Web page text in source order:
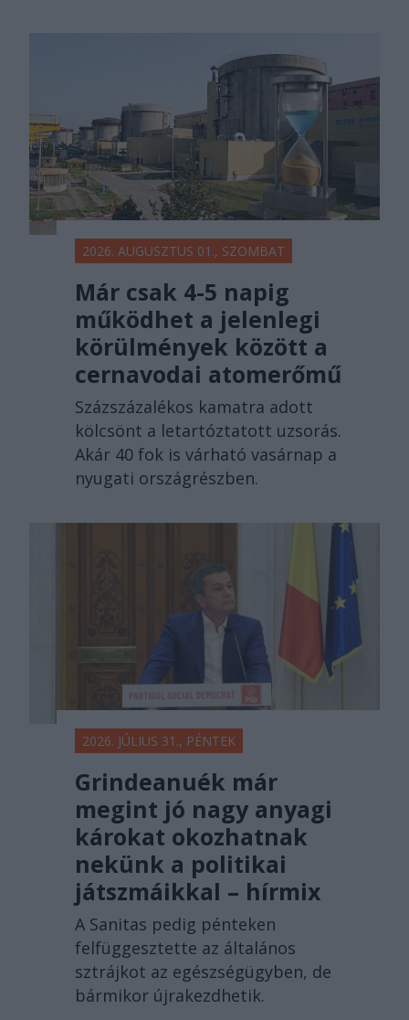
2026. AUGUSZTUS 01., SZOMBAT
Már csak 4-5 napig
működhet a jelenlegi
körülmények között a
cernavodai atomerőmű
Százszázalékos kamatra adott
kölcsönt a letartóztatott uzsorás.
Akár 40 fok is várható vasárnap a
nyugati országrészben.
2026. JÚLIUS 31., PÉNTEK
Grindeanuék már
megint jó nagy anyagi
károkat okozhatnak
nekünk a politikai
játszmáikkal – hírmix
A Sanitas pedig pénteken
felfüggesztette az általános
sztrájkot az egészségügyben, de
bármikor újrakezdhetik.